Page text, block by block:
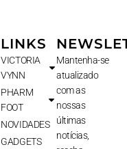
LINKS
VICTORIA
VYNN
PHARM
FOOT
NOVIDADES
GADGETS
Mantenha-se
atualizado
com as
nossas
últimas
notícias,